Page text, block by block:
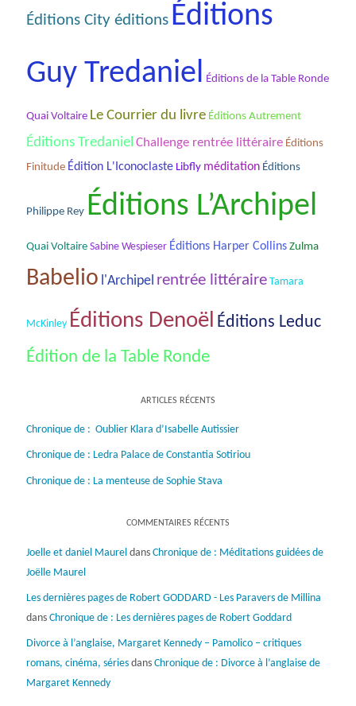
Éditions City éditions Éditions
Guy Tredaniel Éditions de la Table Ronde
Quai Voltaire Le Courrier du livre Éditions Autrement
Éditions Tredaniel Challenge rentrée littéraire Éditions
Finitude Édition L'Iconoclaste Libfly méditation Éditions
Philippe Rey Éditions L’Archipel
Quai Voltaire Sabine Wespieser Éditions Harper Collins Zulma
Babelio l'Archipel rentrée littéraire Tamara
McKinley Éditions Denoël Éditions Leduc
Édition de la Table Ronde
ARTICLES RÉCENTS
Chronique de : Oublier Klara d’Isabelle Autissier
Chronique de : Ledra Palace de Constantia Sotiriou
Chronique de : La menteuse de Sophie Stava
COMMENTAIRES RÉCENTS
Joelle et daniel Maurel dans Chronique de : Méditations guidées de
Joëlle Maurel
Les dernières pages de Robert GODDARD - Les Paravers de Millina
dans Chronique de : Les dernières pages de Robert Goddard
Divorce à l’anglaise, Margaret Kennedy – Pamolico – critiques
romans, cinéma, sériesdans Chronique de : Divorce à l’anglaise de
Margaret Kennedy